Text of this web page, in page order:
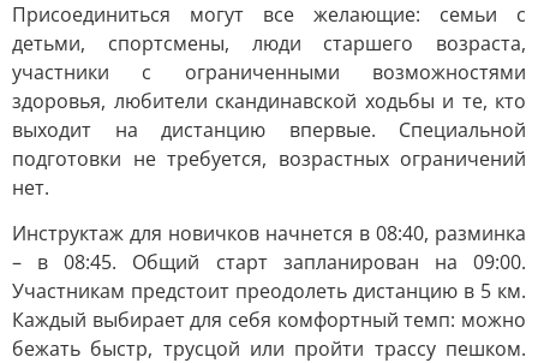
Присоединиться могут все желающие: семьи с
детьми, спортсмены, люди старшего возраста,
участники с ограниченными возможностями
здоровья, любители скандинавской ходьбы и те, кто
выходит на дистанцию впервые. Специальной
подготовки не требуется, возрастных ограничений
нет.
Инструктаж для новичков начнется в 08:40, разминка
– в 08:45. Общий старт запланирован на 09:00.
Участникам предстоит преодолеть дистанцию в 5 км.
Каждый выбирает для себя комфортный темп: можно
бежать быстр, трусцой или пройти трассу пешком.